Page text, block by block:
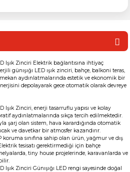
Işık Zinciri Elektrik bağlantısına ihtiyaç
günışığı LED ışık zinciri, bahçe, balkoni teras,
aydınlatmalarında estetik ve ekonomik bir
depolayarak gece otomatik olarak devreye
Işık Zinciri, enerji tasarruflu yapısı ve kolay
aydınlatmalarında sıkça tercih edilmektedir.
şarj olan sistem, hava karardığında otomatik
ve davetkar bir atmosfer kazandırır.
koruma sınıfına sahip olan ürün, yağmur ve dış
tesisatı gerektirmediği için bahçe
tiny house projelerinde, karavanlarda ve
Işık Zinciri Günışığı LED rengi sayesinde doğal